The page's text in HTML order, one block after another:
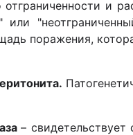
и
или
поражения,
–